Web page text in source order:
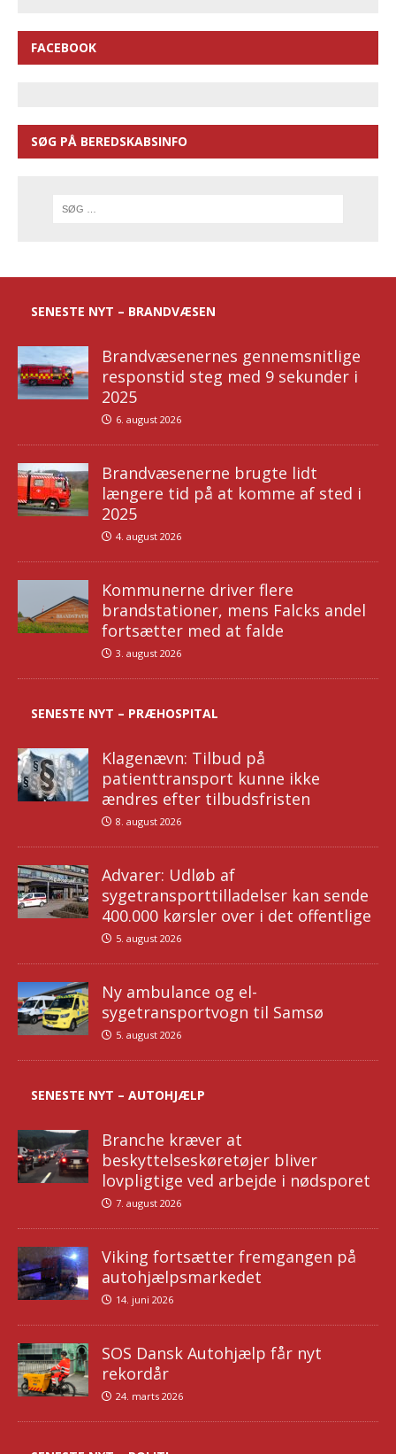
FACEBOOK
SØG PÅ BEREDSKABSINFO
SENESTE NYT – BRANDVÆSEN
Brandvæsenernes gennemsnitlige
responstid steg med 9 sekunder i
2025
6. august 2026
Brandvæsenerne brugte lidt
længere tid på at komme af sted i
2025
4. august 2026
Kommunerne driver flere
brandstationer, mens Falcks andel
fortsætter med at falde
3. august 2026
SENESTE NYT – PRÆHOSPITAL
Klagenævn: Tilbud på
patienttransport kunne ikke
ændres efter tilbudsfristen
8. august 2026
Advarer: Udløb af
sygetransporttilladelser kan sende
400.000 kørsler over i det offentlige
5. august 2026
Ny ambulance og el-
sygetransportvogn til Samsø
5. august 2026
SENESTE NYT – AUTOHJÆLP
Branche kræver at
beskyttelseskøretøjer bliver
lovpligtige ved arbejde i nødsporet
7. august 2026
Viking fortsætter fremgangen på
autohjælpsmarkedet
14. juni 2026
SOS Dansk Autohjælp får nyt
rekordår
24. marts 2026